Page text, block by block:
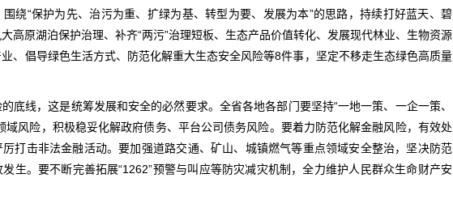
绕“保护为先、治污为重、扩绿为基、转型为要、发展为本”的思路，持续打好蓝天、碧
高原湖泊保护治理、补齐“两污”治理短板、生态产品价值转化、发展现代林业、生物资源
、倡导绿色生活方式、防范化解重大生态安全风险等8件事，坚定不移走生态绿色高质量
底线，这是统筹发展和安全的必然要求。全省各地各部门要坚持“一地一策、一企一策、
域风险，积极稳妥化解政府债务、平台公司债务风险。要着力防范化解金融风险，有效处
打击非法金融活动。要加强道路交通、矿山、城镇燃气等重点领域安全整治，坚决防范
生。要不断完善拓展“1262”预警与叫应等防灾减灾机制，全力维护人民群众生命财产安